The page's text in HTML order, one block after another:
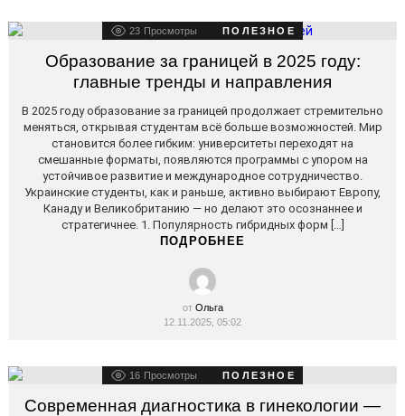
23 Просмотры ПОЛЕЗНОЕ
Образование за границей в 2025 году:
главные тренды и направления
В 2025 году образование за границей продолжает стремительно
меняться, открывая студентам всё больше возможностей. Мир
становится более гибким: университеты переходят на
смешанные форматы, появляются программы с упором на
устойчивое развитие и международное сотрудничество.
Украинские студенты, как и раньше, активно выбирают Европу,
Канаду и Великобританию — но делают это осознаннее и
стратегичнее. 1. Популярность гибридных форм […]
ПОДРОБНЕЕ
от Ольга
12.11.2025, 05:02
16 Просмотры ПОЛЕЗНОЕ
Современная диагностика в гинекологии —